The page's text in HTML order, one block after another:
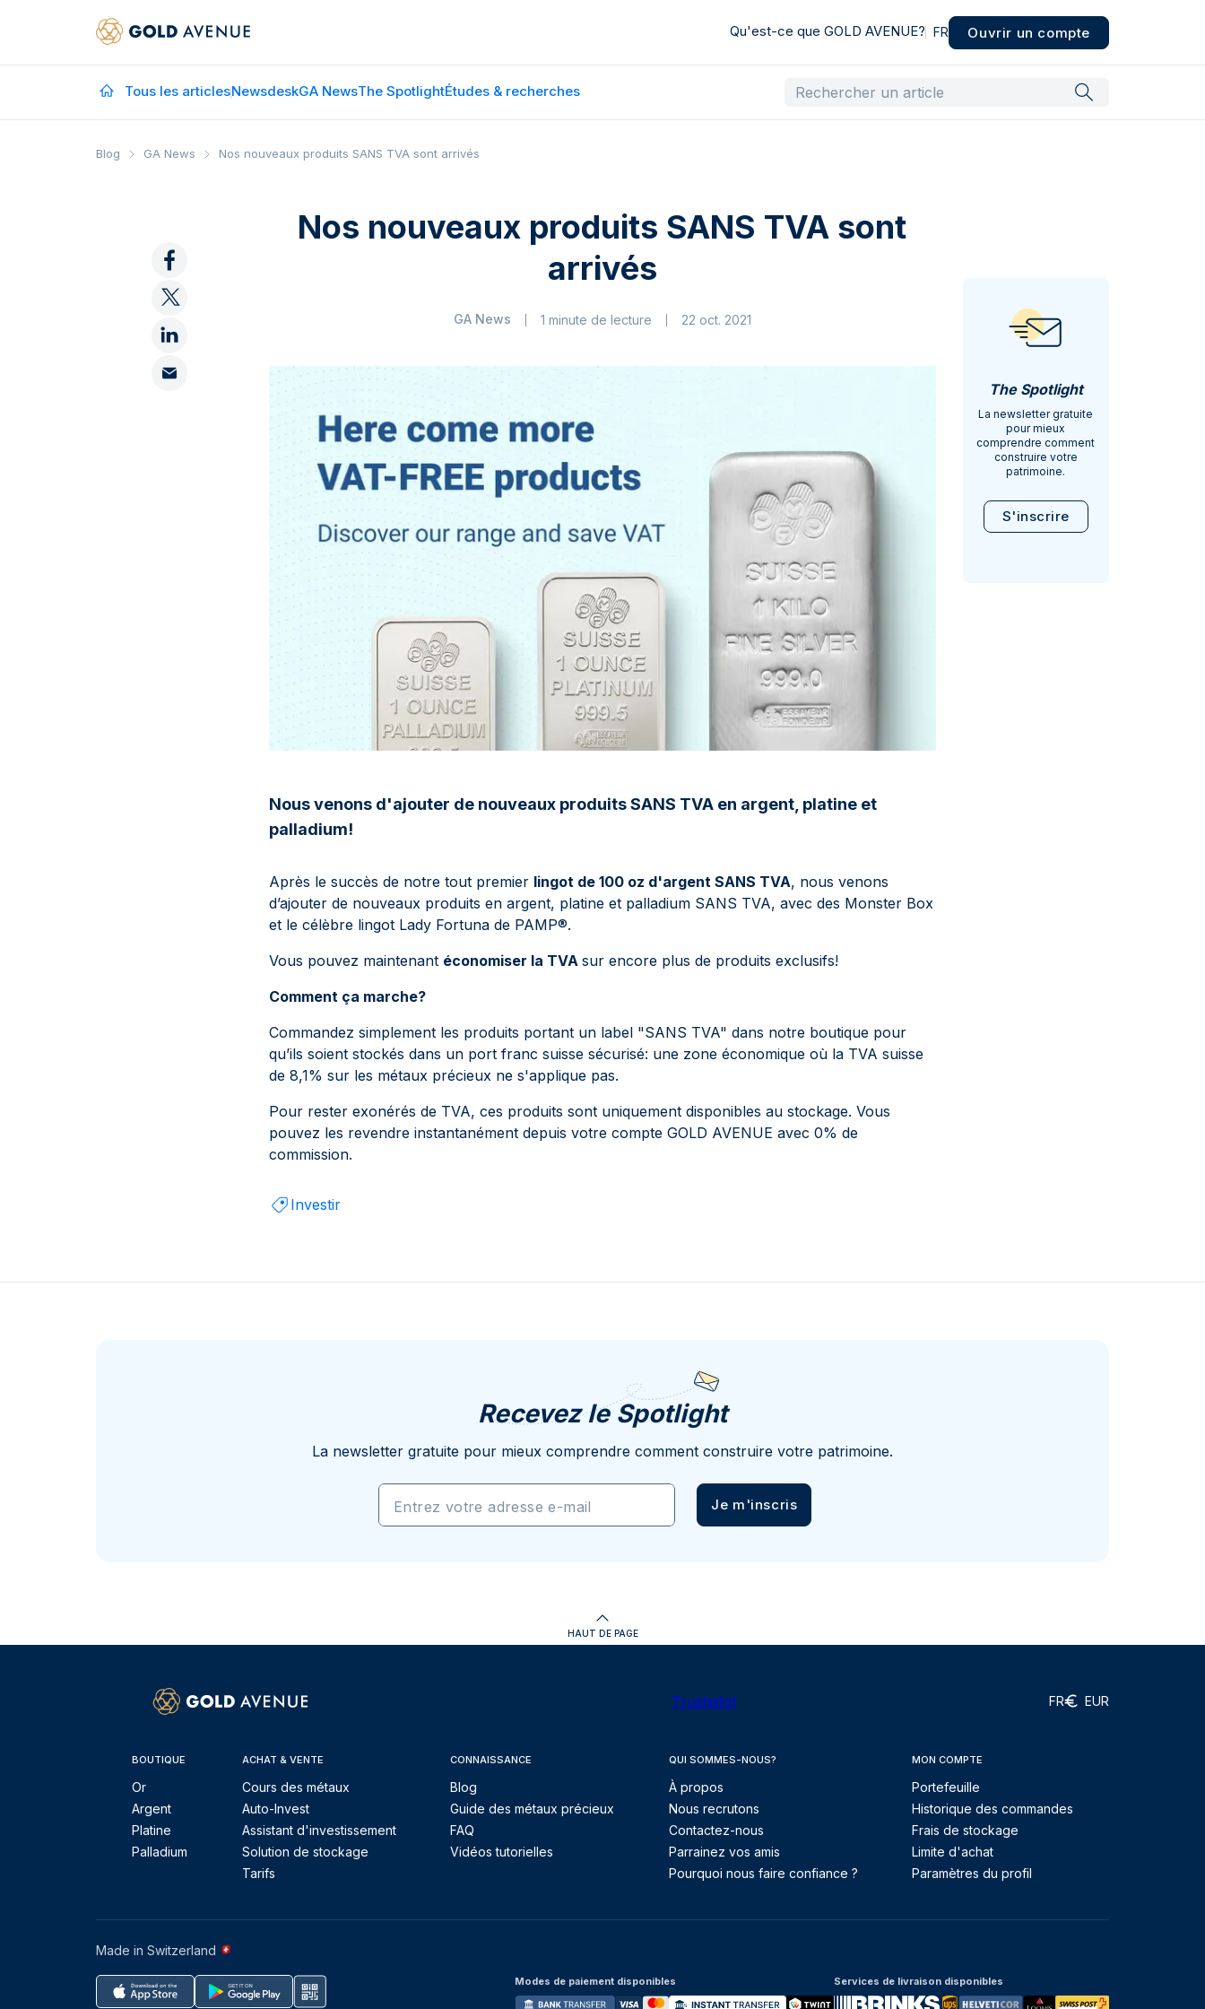
Qu'est-ce que GOLD AVENUE? FR Ouvrir un compte
Tous les articlesNewsdeskGA NewsThe SpotlightÉtudes & recherches
Blog GA News Nos nouveaux produits SANS TVA sont arrivés
Nos nouveaux produits SANS TVA sont
arrivés
GA News 1 minute de lecture 22 oct. 2021
Nous venons d'ajouter de nouveaux produits SANS TVA en argent, platine et
palladium!
Après le succès de notre tout premier lingot de 100 oz d'argent SANS TVA, nous venons
d’ajouter de nouveaux produits en argent, platine et palladium SANS TVA, avec des Monster Box
et le célèbre lingot Lady Fortuna de PAMP®.
Vous pouvez maintenant économiser la TVAsur encore plus de produits exclusifs!
Comment ça marche?
Commandez simplement les produits portant un label "SANS TVA" dans notre boutique pour
qu’ils soient stockés dans un port franc suisse sécurisé: une zone économique où la TVA suisse
de 8,1% sur les métaux précieux ne s'applique pas.
Pour rester exonérés de TVA, ces produits sont uniquement disponibles au stockage. Vous
pouvez les revendre instantanément depuis votre compte GOLD AVENUE avec 0% de
commission.
Investir
The Spotlight
La newsletter gratuite
pour mieux
comprendre comment
construire votre
patrimoine.
S'inscrire
Recevez le Spotlight
La newsletter gratuite pour mieux comprendre comment construire votre patrimoine.
Entrez votre adresse e-mail Je m'inscris
HAUT DE PAGE
Trustpilot FR EUR
BOUTIQUE
Or
Argent
Platine
Palladium
ACHAT & VENTE
Cours des métaux
Auto-Invest
Assistant d'investissement
Solution de stockage
Tarifs
CONNAISSANCE
Blog
Guide des métaux précieux
FAQ
Vidéos tutorielles
QUI SOMMES-NOUS?
À propos
Nous recrutons
Contactez-nous
Parrainez vos amis
Pourquoi nous faire confiance ?
MON COMPTE
Portefeuille
Historique des commandes
Frais de stockage
Limite d'achat
Paramètres du profil
Made in Switzerland
Modes de paiement disponibles Services de livraison disponibles